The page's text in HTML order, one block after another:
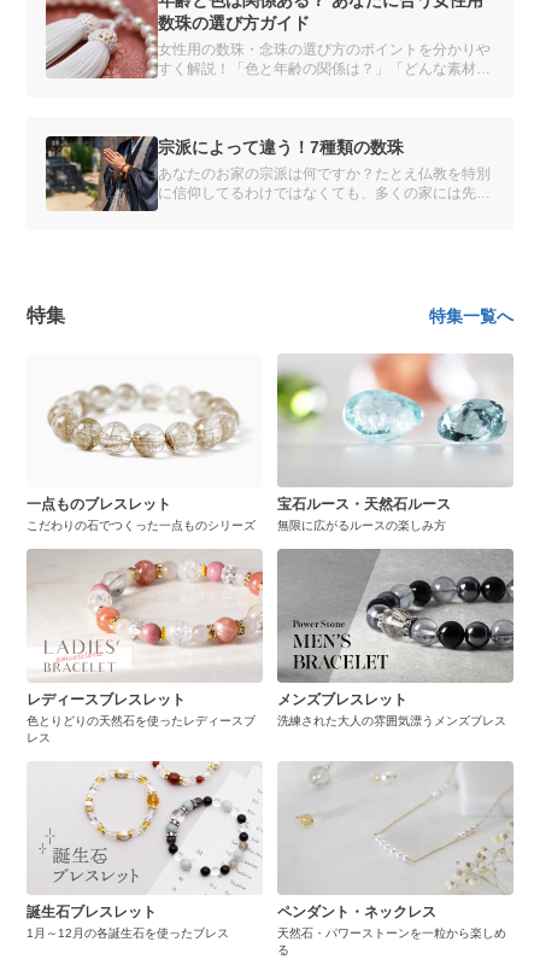
数珠の選び方ガイド
女性用の数珠・念珠の選び方のポイントを分かりや
すく解説！「色と年齢の関係は？」「どんな素材を
ービスも。
宗派によって違う！7種類の数珠
あなたのお家の宗派は何ですか？たとえ仏教を特別
に信仰してるわけではなくても、多くの家には先祖
特集 特集一覧へ
一点ものブレスレット
こだわりの石でつくった一点ものシリーズ
宝石ルース・天然石ルース
無限に広がるルースの楽しみ方
レディースブレスレット
色とりどりの天然石を使ったレディースブ
レス
メンズブレスレット
洗練された大人の雰囲気漂うメンズブレス
誕生石ブレスレット
1月～12月の各誕生石を使ったブレス
ペンダント・ネックレス
天然石・パワーストーンを一粒から楽しめ
る